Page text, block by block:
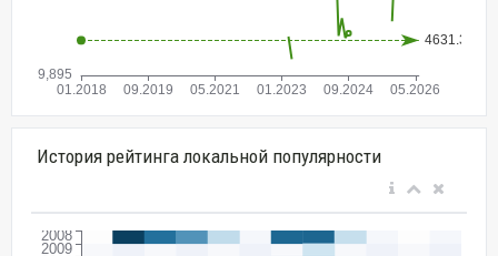
История рейтинга локальной популярности